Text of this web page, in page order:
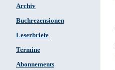
Archiv
Buchrezensionen
Leserbriefe
Termine
Abonnements